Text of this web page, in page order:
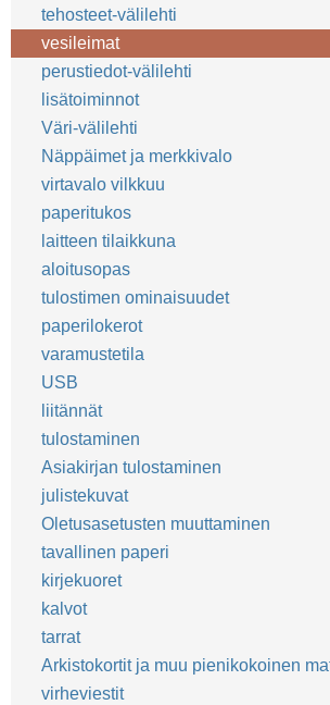
tehosteet-välilehti
vesileimat
perustiedot-välilehti
lisätoiminnot
Väri-välilehti
Näppäimet ja merkkivalo
virtavalo vilkkuu
paperitukos
laitteen tilaikkuna
aloitusopas
tulostimen ominaisuudet
paperilokerot
varamustetila
USB
liitännät
tulostaminen
Asiakirjan tulostaminen
julistekuvat
Oletusasetusten muuttaminen
tavallinen paperi
kirjekuoret
kalvot
tarrat
Arkistokortit ja muu pienikokoinen
virheviestit